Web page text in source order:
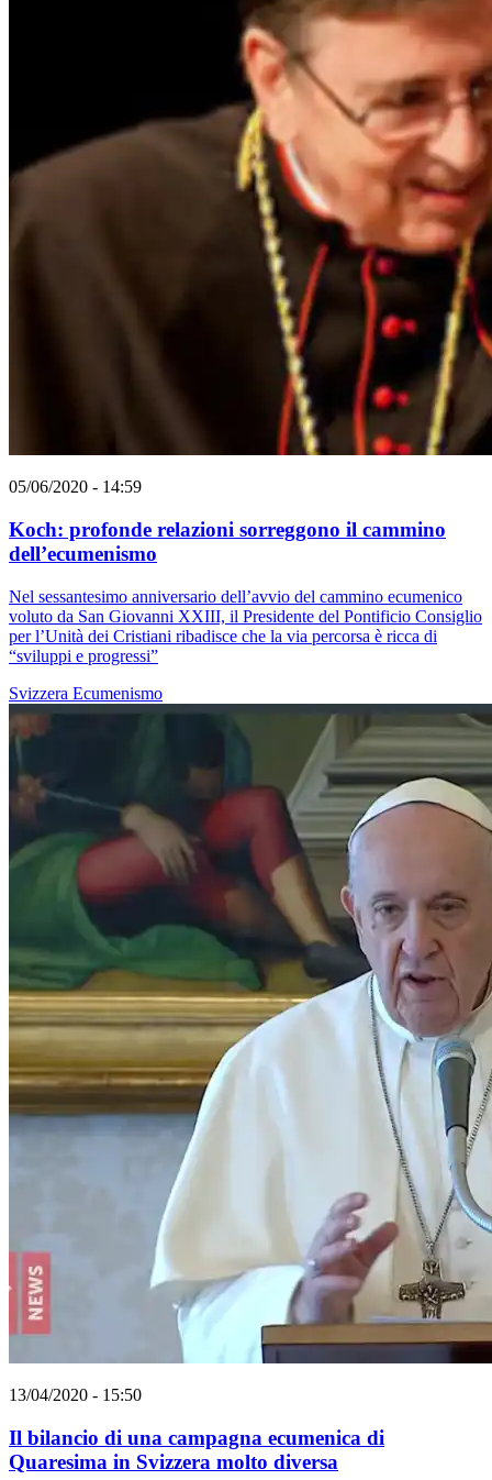
05/06/2020 - 14:59
Koch: profonde relazioni sorreggono il cammino
dell’ecumenismo
Nel sessantesimo anniversario dell’avvio del cammino ecumenico
voluto da San Giovanni XXIII, il Presidente del Pontificio Consiglio
per l’Unità dei Cristiani ribadisce che la via percorsa è ricca di
“sviluppi e progressi”
Svizzera Ecumenismo
13/04/2020 - 15:50
Il bilancio di una campagna ecumenica di
Quaresima in Svizzera molto diversa